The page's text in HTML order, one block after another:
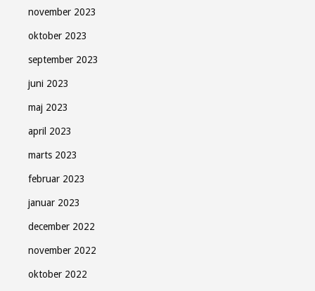
november 2023
oktober 2023
september 2023
juni 2023
maj 2023
april 2023
marts 2023
februar 2023
januar 2023
december 2022
november 2022
oktober 2022